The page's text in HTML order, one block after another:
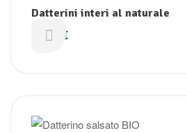
Datterini interi al naturale
1,99 €